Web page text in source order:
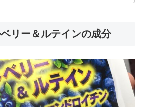
リー＆ルテインの成分